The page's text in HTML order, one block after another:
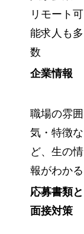
リモート可
能求人も多
数
企業情報
職場の雰囲
気・特徴な
ど、生の情
報がわかる
応募書類と
面接対策